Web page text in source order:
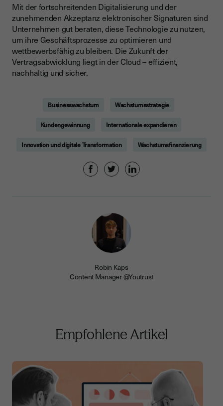
Mit der fortschreitenden Digitalisierung und der
zunehmenden Akzeptanz elektronischer Signaturen sind
Unternehmen gut beraten, diese Technologie zu nutzen,
um ihre Geschäftsprozesse zu optimieren und
wettbewerbsfähig zu bleiben. Die Zukunft der
Vertragsabwicklung liegt in der Cloud – effizient,
nachhaltig und sicher.
Businesswachstum Wachstumsstrategie
Kundengewinnung Internationale expandieren
Innovation und digitale Transformation Wachstumsfinanzierung
Robin Kaps
Content Manager @Youtrust
Empfohlene Artikel